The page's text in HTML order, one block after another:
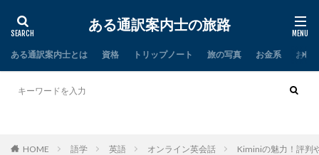
ある通訳案内士の旅路
ある通訳案内士とは 資格 トリップノート 旅の写真 お金系 お仕
HOME 語学 英語 オンライン英会話 Kiminiの魅力！評判